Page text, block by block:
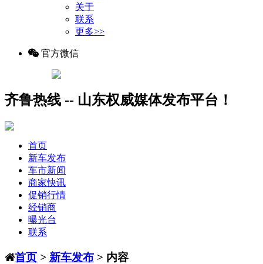
关于
联系
更多>>
官方微信
齐鲁热线 -- 山东权威媒体发布平台！
首页
新车发布
车市新闻
商家快讯
促销行情
经销商
曝光台
联系
首页 > 新车发布 > 内容